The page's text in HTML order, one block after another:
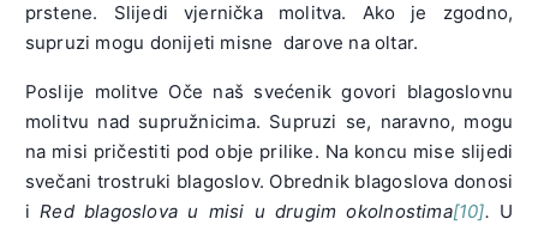
prstene. Slijedi vjernička molitva. Ako je zgodno,
supruzi mogu donijeti misne darove na oltar.
Poslije molitve Oče naš svećenik govori blagoslovnu
molitvu nad supružnicima. Supruzi se, naravno, mogu
na misi pričestiti pod obje prilike. Na koncu mise slijedi
svečani trostruki blagoslov. Obrednik blagoslova donosi
iRed blagoslova u misi u drugim okolnostima[10]. U